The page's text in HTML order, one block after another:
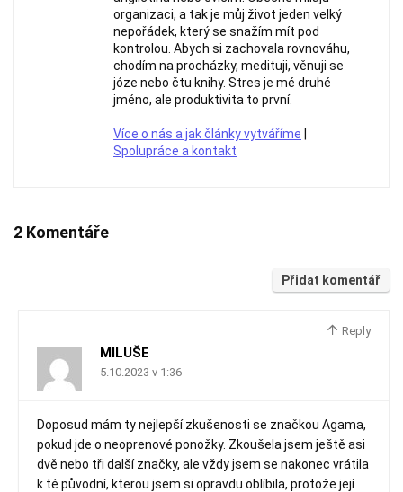
organizaci, a tak je můj život jeden velký
nepořádek, který se snažím mít pod
kontrolou. Abych si zachovala rovnováhu,
chodím na procházky, medituji, věnuji se
józe nebo čtu knihy. Stres je mé druhé
jméno, ale produktivita to první.
Více o nás a jak články vytváříme
Spolupráce a kontakt
2 Komentáře
Přidat komentář
Reply
MILUŠE
5.10.2023 v 1:36
Doposud mám ty nejlepší zkušenosti se značkou Agama,
pokud jde o neoprenové ponožky. Zkoušela jsem ještě asi
dvě nebo tři další značky, ale vždy jsem se nakonec vrátila
k té původní, kterou jsem si opravdu oblíbila, protože její